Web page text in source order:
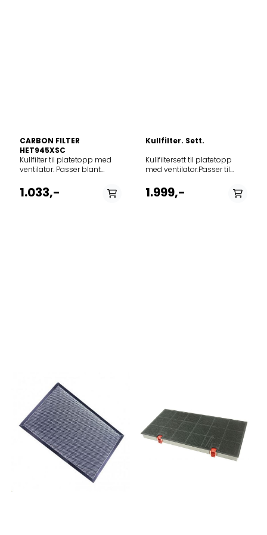
CARBON FILTER
HET945XSC
Kullfilter til platetopp med
ventilator. Passer blant
733856/01
1.033,-
Kullfilter. Sett.
Kullfiltersett til platetopp
med ventilator.Passer til
1.999,-